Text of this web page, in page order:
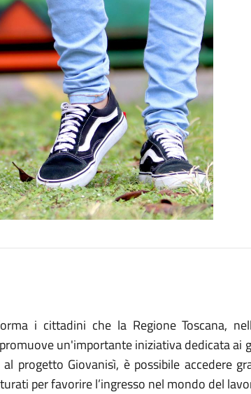
i cittadini che la Regione Toscana,
un'importante iniziativa dedicata ai
progetto Giovanisì, è possibile accedere
per favorire l’ingresso nel mondo del